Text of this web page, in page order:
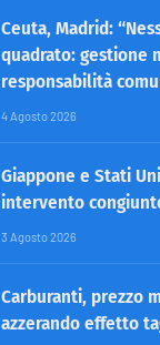
Ceuta, Madrid:
quadrato: gestione
responsabilità
4 Agosto 2026
Giappone e Stati
intervento
3 Agosto 2026
Carburanti, prezzo
azzerando effetto